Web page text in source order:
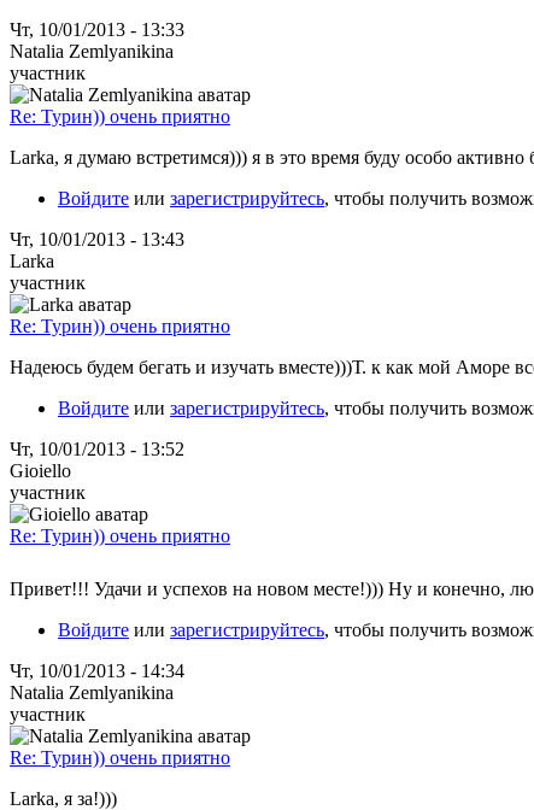
Чт, 10/01/2013 - 13:33
Natalia Zemlyanikina
участник
Re: Турин)) очень приятно
Larka, я думаю встретимся))) я в это время буду особо активно
Войдите или зарегистрируйтесь, чтобы получить
Чт, 10/01/2013 - 13:43
Larka
участник
Re: Турин)) очень приятно
Надеюсь будем бегать и изучать вместе)))Т. к как мой Аморе
Войдите или зарегистрируйтесь, чтобы получить
Чт, 10/01/2013 - 13:52
Gioiello
участник
Re: Турин)) очень приятно
Привет!!! Удачи и успехов на новом месте!))) Ну и конечно,
Войдите или зарегистрируйтесь, чтобы получить
Чт, 10/01/2013 - 14:34
Natalia Zemlyanikina
участник
Re: Турин)) очень приятно
Larka, я за!)))